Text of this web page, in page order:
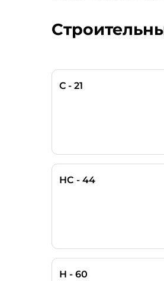
C - 21
НС - 44
Н - 60